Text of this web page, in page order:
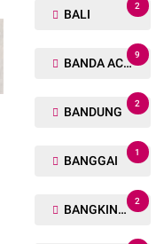
BALI
2
BANDA ACEH
9
BANDUNG
2
BANGGAI
1
BANGKINANG
2